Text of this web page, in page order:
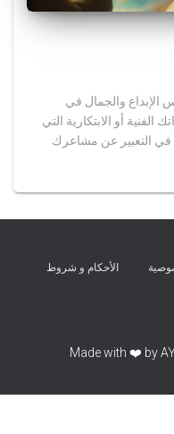
والجمال في
أو الابتكارية التي
في التعبير عن مشاعرك
الأحكام و شروط